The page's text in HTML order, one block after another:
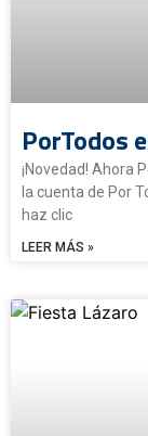
PorTodos
¡Novedad! Ahora
la cuenta de Por
haz clic
LEER MÁS »